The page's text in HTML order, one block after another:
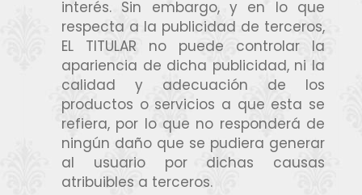
interés. Sin embargo, y en lo que
respecta a la publicidad de terceros,
EL TITULAR no puede controlar la
apariencia de dicha publicidad, ni la
calidad y adecuación de los
productos o servicios a que esta se
refiera, por lo que no responderá de
ningún daño que se pudiera generar
al usuario por dichas causas
atribuibles a terceros.